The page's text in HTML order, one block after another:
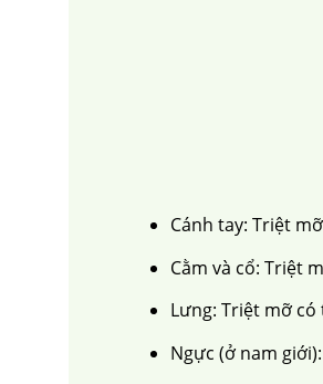
Cánh tay: Triệt
Cằm và cổ: Triệt
Lưng: Triệt mỡ
Ngực (ở nam